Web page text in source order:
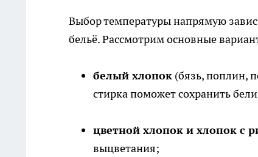
Выбор температуры напрямую
бельё. Рассмотрим основные
белый хлопок (бязь, поплин,
стирка поможет сохранить
цветной хлопок и хлопок с
выцветания;